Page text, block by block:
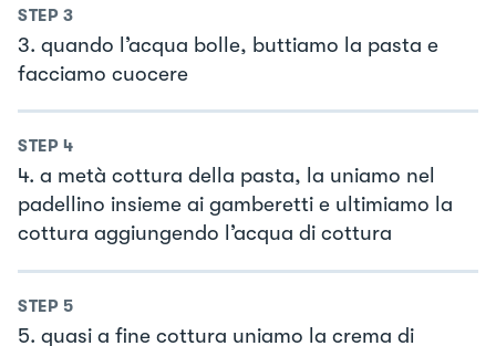
STEP 3
3. quando l’acqua bolle, buttiamo la pasta e
facciamo cuocere
STEP 4
4. a metà cottura della pasta, la uniamo nel
padellino insieme ai gamberetti e ultimiamo la
cottura aggiungendo l’acqua di cottura
STEP 5
5. quasi a fine cottura uniamo la crema di